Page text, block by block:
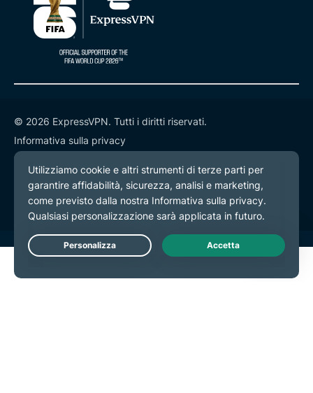
© 2026 ExpressVPN. Tutti i diritti riservati.
Informativa sulla privacy
Termini di servizio
Preferenze cookie
Live Chat